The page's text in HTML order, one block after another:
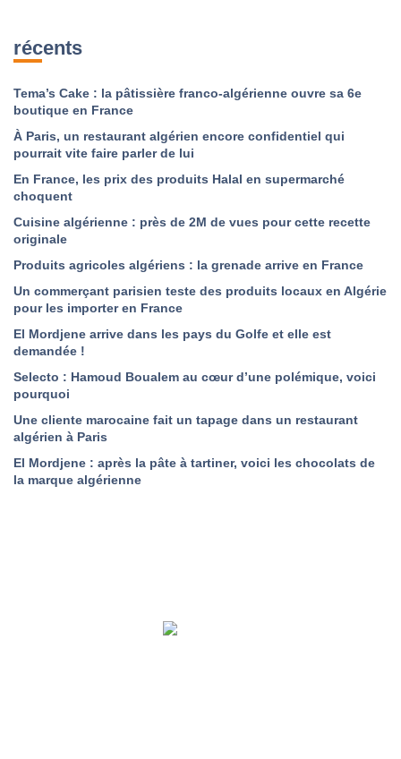
récents
Tema’s Cake : la pâtissière franco-algérienne ouvre sa 6e
boutique en France
À Paris, un restaurant algérien encore confidentiel qui
pourrait vite faire parler de lui
En France, les prix des produits Halal en supermarché
choquent
Cuisine algérienne : près de 2M de vues pour cette recette
originale
Produits agricoles algériens : la grenade arrive en France
Un commerçant parisien teste des produits locaux en Algérie
pour les importer en France
El Mordjene arrive dans les pays du Golfe et elle est
demandée !
Selecto : Hamoud Boualem au cœur d’une polémique, voici
pourquoi
Une cliente marocaine fait un tapage dans un restaurant
algérien à Paris
El Mordjene : après la pâte à tartiner, voici les chocolats de
la marque algérienne